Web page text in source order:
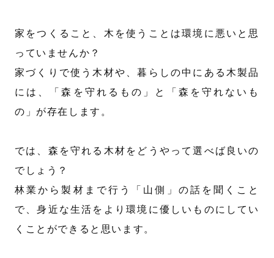
家をつくること、木を使うことは環境に悪いと思
っていませんか？
家づくりで使う木材や、暮らしの中にある木製品
には、「森を守れるもの」と「森を守れないも
の」が存在します。
では、森を守れる木材をどうやって選べば良いの
でしょう？
林業から製材まで行う「山側」の話を聞くこと
で、身近な生活をより環境に優しいものにしてい
くことができると思います。